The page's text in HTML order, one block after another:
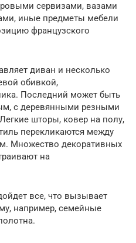
сервизами, вазами
иные предметы мебели
французского
диван и несколько
обивкой,
Последний может быть
с деревянными резными
шторы, ковер на полу,
перекликаются между
Множество декоративных
на
все, что вызывает
например, семейные